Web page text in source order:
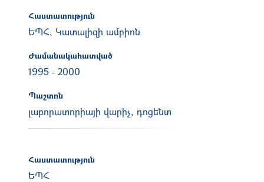
Հաստատություն
ԵՊՀ, Կատալիզի ամբիոն
Ժամանակահատված
1995 - 2000
Պաշտոն
լաբորատորիայի վարիչ, դոցենտ
Հաստատություն
ԵՊՀ